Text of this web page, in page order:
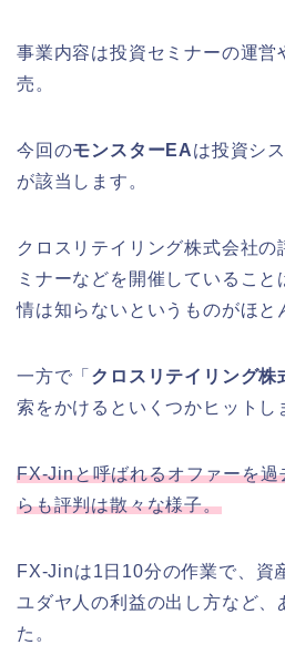
事業内容は投資セミナーの運営
売。
今回のモンスターEAは投資シ
が該当します。
クロスリテイリング株式会社の
ミナーなどを開催しているこ
情は知らないというものがほと
一方で「 クロスリテイリング株
索をかけるといくつかヒットし
FX-Jinと呼ばれるオファーを過
らも評判は散々な様子。
FX-Jinは1日10分の作業で、資
ユダヤ人の利益の出し方など、
た。